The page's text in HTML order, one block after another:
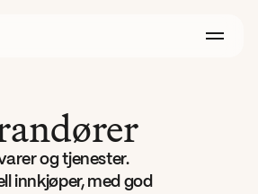
og tjenester.
innkjøper, med god